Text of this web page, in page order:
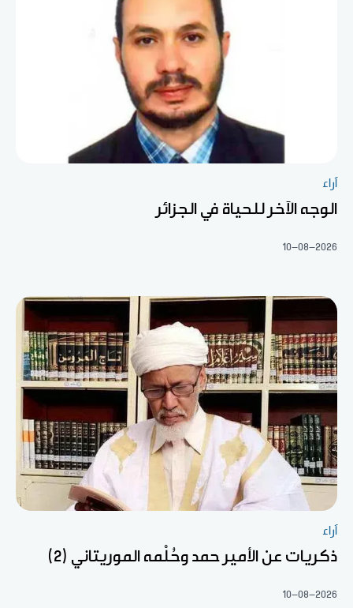
آراء
الوجه الآخر للحياة في الجزائر
10-08-2026
آراء
ذكريات عن الأمير حمد وحُلْمه الموريتاني (2)
10-08-2026